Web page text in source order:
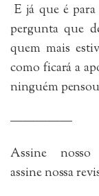
E já que é
pergunta que
quem mais
como ficará a
ninguém
—————
Assine
assine nossa